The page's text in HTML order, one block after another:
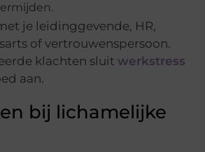
je leidinggevende, HR,
of vertrouwenspersoon.
klachten sluitwerkstress
aan.
bij lichamelijke